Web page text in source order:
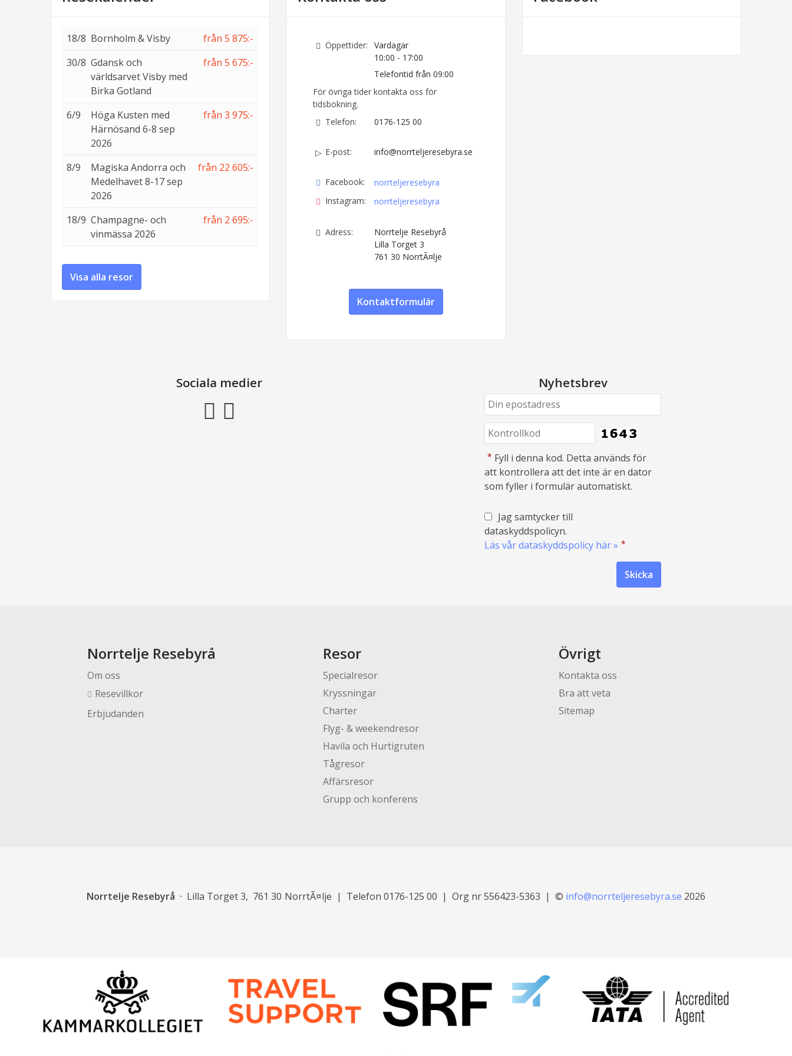
18/8 Bornholm & Visby
från 5 875:-
30/8 Gdansk och
världsarvet Visby med
Birka Gotland
från 5 675:-
6/9
Höga Kusten med
Härnösand 6-8 sep
2026
från 3 975:-
8/9
Magiska Andorra och
Medelhavet 8-17 sep
2026
från 22 605:-
18/9 Champagne- och
vinmässa 2026
från 2 695:-
Visa alla resor
Öppettider:
Vardagar
10:00 - 17:00
Telefontid från 09:00
För övriga tider kontakta oss för
tidsbokning.
Telefon:
0176-125 00
E-post: info@norrteljeresebyra.se
Facebook:
norrteljeresebyra
Instagram:
norrteljeresebyra
Adress:
Norrtelje Resebyrå
Lilla Torget 3
761 30 NorrtÃ¤lje
Kontaktformulär
Sociala medier Nyhetsbrev
* Fyll i denna kod. Detta används för
att kontrollera att det inte är en dator
som fyller i formulär automatiskt.
Jag samtycker till
dataskyddspolicyn.
Läs vår dataskyddspolicy här » *
Norrtelje Resebyrå
Om oss
Resevillkor
Erbjudanden
Resor
Specialresor
Kryssningar
Charter
Flyg- & weekendresor
Havila och Hurtigruten
Tågresor
Affärsresor
Grupp och konferens
Övrigt
Kontakta oss
Bra att veta
Sitemap
Norrtelje Resebyrå Lilla Torget 3 761 30 NorrtÃ¤lje Telefon0176-125 00 Org nr 556423-5363 © info@norrteljeresebyra.se 2026